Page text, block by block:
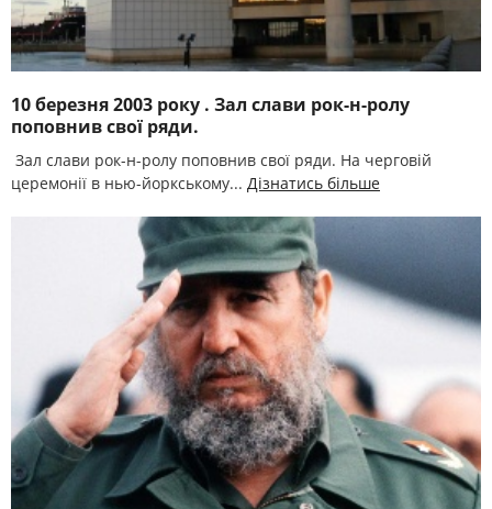
10 березня 2003 року . Зал слави рок-н-ролу
поповнив свої ряди.
Зал слави рок-н-ролу поповнив свої ряди. На черговій
церемонії в нью-йоркському... Дізнатись більше